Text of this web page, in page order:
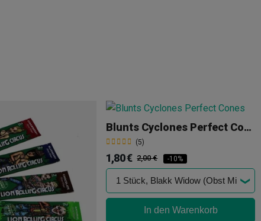
Blunts Cyclones Perfect Cones
(5)
1,80 € 2,00 € -10%
In den Warenkorb